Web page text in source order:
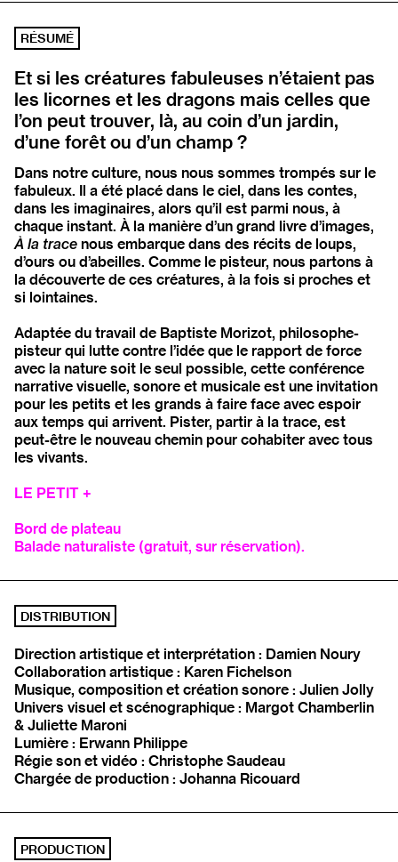
RÉSUMÉ
Et si les créatures fabuleuses n’étaient pas
les licornes et les dragons mais celles que
l’on peut trouver, là, au coin d’un jardin,
d’une forêt ou d’un champ ?
Dans notre culture, nous nous sommes trompés sur le
fabuleux. Il a été placé dans le ciel, dans les contes,
dans les imaginaires, alors qu’il est parmi nous, à
chaque instant. À la manière d’un grand livre d’images,
À la trace nous embarque dans des récits de loups,
d’ours ou d’abeilles. Comme le pisteur, nous partons à
la découverte de ces créatures, à la fois si proches et
si lointaines.
Adaptée du travail de Baptiste Morizot, philosophe-
pisteur qui lutte contre l’idée que le rapport de force
avec la nature soit le seul possible, cette conférence
narrative visuelle, sonore et musicale est une invitation
pour les petits et les grands à faire face avec espoir
aux temps qui arrivent. Pister, partir à la trace, est
peut-être le nouveau chemin pour cohabiter avec tous
les vivants.
LE PETIT +
Bord de plateau
Balade naturaliste (gratuit, sur réservation).
DISTRIBUTION
Direction artistique et interprétation : Damien Noury
Collaboration artistique : Karen Fichelson
Musique, composition et création sonore : Julien Jolly
Univers visuel et scénographique : Margot Chamberlin
& Juliette Maroni
Lumière : Erwann Philippe
Régie son et vidéo : Christophe Saudeau
Chargée de production : Johanna Ricouard
PRODUCTION